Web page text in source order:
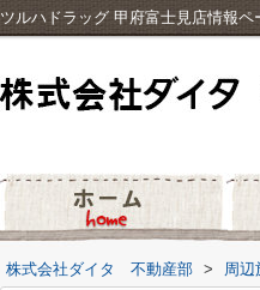
ツルハドラッグ 甲府富士見店情報
株式会社ダイタ 不動産部 > 周辺